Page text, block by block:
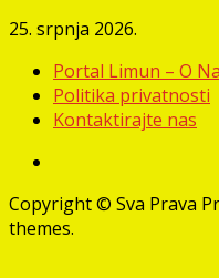
25. srpnja 2026.
Portal Limun – O
Politika privatnosti
Kontaktirajte nas
Copyright © Sva Prava
themes.